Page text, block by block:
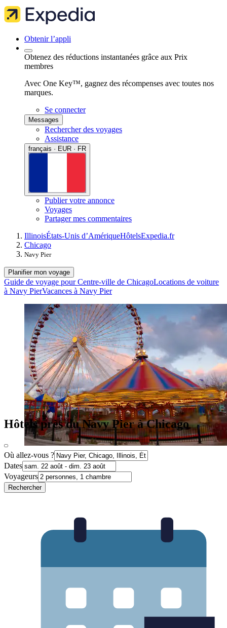
Obtenir l’appli
Obtenez des réductions instantanées grâce aux Prix
membres
Avec One Key™, gagnez des récompenses avec toutes nos
marques.
Se connecter
Messages
Rechercher des voyages
Assistance
français · EUR · FR
Publier votre annonce
Voyages
Partager mes commentaires
IllinoisÉtats-Unis d’AmériqueHôtelsExpedia.fr
Chicago
Navy Pier
Planifier mon voyage
Guide de voyage pour Centre-ville de ChicagoLocations de voiture
à Navy PierVacances à Navy Pier
Hôtels près du Navy Pier à Chicago
Où allez-vous ?
Dates
Voyageurs
Rechercher